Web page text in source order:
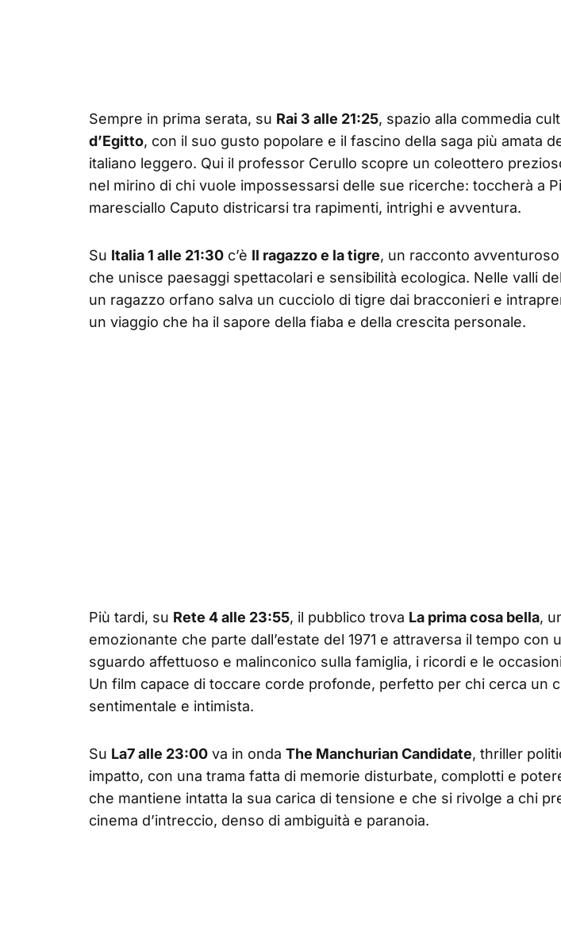
Sempre in prima serata, su Rai 3 alle 21:25, spazio alla commedia cult
d’Egitto, con il suo gusto popolare e il fascino della saga più amata
italiano leggero. Qui il professor Cerullo scopre un coleottero
nel mirino di chi vuole impossessarsi delle sue ricerche: toccherà a
maresciallo Caputo districarsi tra rapimenti, intrighi e avventura.
Su Italia 1 alle 21:30 c’è Il ragazzo e la tigre, un racconto
che unisce paesaggi spettacolari e sensibilità ecologica. Nelle valli
un ragazzo orfano salva un cucciolo di tigre dai bracconieri e
un viaggio che ha il sapore della fiaba e della crescita personale.
Più tardi, su Rete 4 alle 23:55, il pubblico trova La prima cosa bella,
emozionante che parte dall’estate del 1971 e attraversa il tempo con
sguardo affettuoso e malinconico sulla famiglia, i ricordi e le
Un film capace di toccare corde profonde, perfetto per chi cerca un
sentimentale e intimista.
Su La7 alle 23:00 va in onda The Manchurian Candidate, thriller
impatto, con una trama fatta di memorie disturbate, complotti e
che mantiene intatta la sua carica di tensione e che si rivolge a chi
cinema d’intreccio, denso di ambiguità e paranoia.